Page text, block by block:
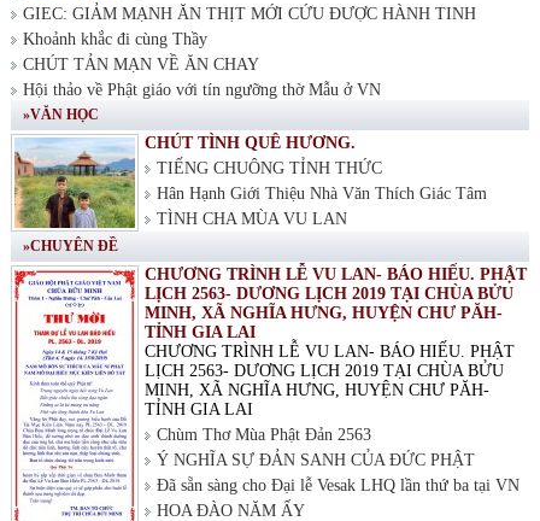
GIEC: GIẢM MẠNH ĂN THỊT MỚI CỨU ĐƯỢC HÀNH TINH
Khoảnh khắc đi cùng Thầy
CHÚT TẢN MẠN VỀ ĂN CHAY
Hội thảo về Phật giáo với tín ngưỡng thờ Mẫu ở VN
»VĂN HỌC
CHÚT TÌNH QUÊ HƯƠNG.
TIẾNG CHUÔNG TỈNH THỨC
Hân Hạnh Giới Thiệu Nhà Văn Thích Giác Tâm
TÌNH CHA MÙA VU LAN
»CHUYÊN ĐỀ
CHƯƠNG TRÌNH LỄ VU LAN- BÁO HIẾU. PHẬT
LỊCH 2563- DƯƠNG LỊCH 2019 TẠI CHÙA BỬU
MINH, XÃ NGHĨA HƯNG, HUYỆN CHƯ PĂH-
TỈNH GIA LAI
CHƯƠNG TRÌNH LỄ VU LAN- BÁO HIẾU. PHẬT
LỊCH 2563- DƯƠNG LỊCH 2019 TẠI CHÙA BỬU
MINH, XÃ NGHĨA HƯNG, HUYỆN CHƯ PĂH-
TỈNH GIA LAI
Chùm Thơ Mùa Phật Đản 2563
Ý NGHĨA SỰ ĐẢN SANH CỦA ĐỨC PHẬT
Đã sẵn sàng cho Đại lễ Vesak LHQ lần thứ ba tại VN
HOA ĐÀO NĂM ẤY